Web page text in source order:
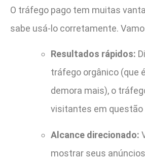
O tráfego pago tem muitas
sabe usá-lo corretamente.
Resultados rápidos:
tráfego orgânico (que
demora mais), o
visitantes em questão
Alcance direcionado:
mostrar seus